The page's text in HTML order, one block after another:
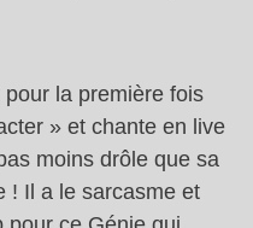
pour la première fois
» et chante en live
moins drôle que sa
! Il a le sarcasme et